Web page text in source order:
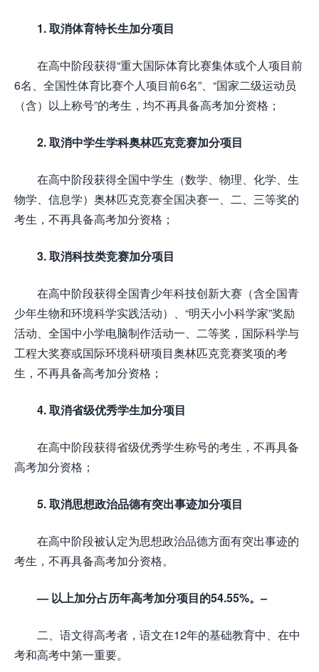
1. 取消体育特长生加分项目
在高中阶段获得“重大国际体育比赛集体或个人项目前
6名、全国性体育比赛个人项目前6名”、“国家二级运动员
（含）以上称号”的考生，均不再具备高考加分资格；
2. 取消中学生学科奥林匹克竞赛加分项目
在高中阶段获得全国中学生（数学、物理、化学、生
物学、信息学）奥林匹克竞赛全国决赛一、二、三等奖的
考生，不再具备高考加分资格；
3. 取消科技类竞赛加分项目
在高中阶段获得全国青少年科技创新大赛（含全国青
少年生物和环境科学实践活动）、“明天小小科学家”奖励
活动、全国中小学电脑制作活动一、二等奖，国际科学与
工程大奖赛或国际环境科研项目奥林匹克竞赛奖项的考
生，不再具备高考加分资格；
4. 取消省级优秀学生加分项目
在高中阶段获得省级优秀学生称号的考生，不再具备
高考加分资格；
5. 取消思想政治品德有突出事迹加分项目
在高中阶段被认定为思想政治品德方面有突出事迹的
考生，不再具备高考加分资格。
— 以上加分占历年高考加分项目的54.55%。–
二、语文得高考者，语文在12年的基础教育中、在中
考和高考中第一重要。